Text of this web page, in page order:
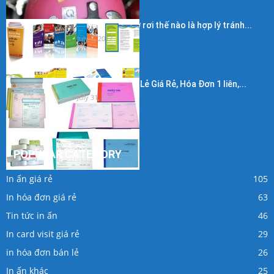
Kích thước in tờ rơi thế nào là hợp lý tránh...
July 7, 2017
In Hóa Đơn Bán Lẻ Giá Rẻ, Hóa Đơn 1 liên,...
July 31, 2017
POPULAR CATEGORY
In ấn giá rẻ
105
In hóa đơn giá rẻ
63
Tin tức in ấn
46
In card visit giá rẻ
29
in hóa đơn bán lẻ
26
In ấn khác
25